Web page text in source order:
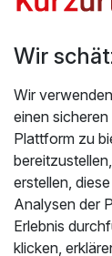
Seite
werden
Wir
Wir
einen
Plattform zu
erstellen,
Analysen der
Erlebnis
klicken,